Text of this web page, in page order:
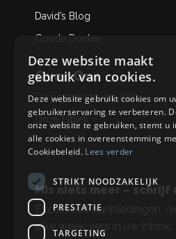
David’s Blog
Goede Doelen
Over Ons
De oorsprong van AW
Mis niets meer – schrijf
Exclusieve aanbiedingen,
elke week vers in uw inbox.
Deze website maakt
gebruik van cookies.
Deze website gebruikt cookies om
gebruikerservaring te verbeteren.
onze website te gebruiken, stemt u
alle cookies in overeenstemming
Cookiebeleid. Lees verder
STRIKT NOODZAKELIJK
PRESTATIE
TARGETING